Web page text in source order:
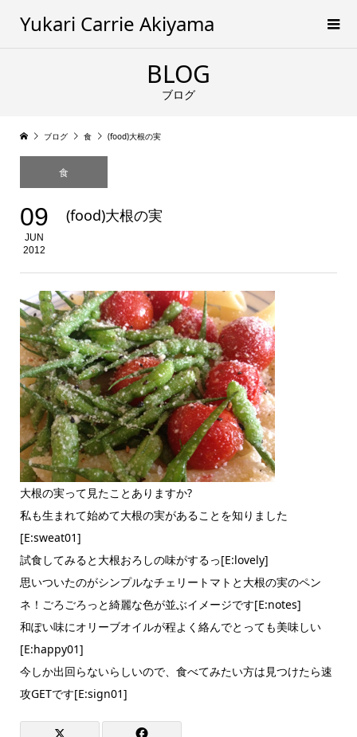
Yukari Carrie Akiyama
BLOG
ブログ
ブログ 食 (food)大根の実
食
09
JUN
2012
(food)大根の実
大根の実って見たことありますか?
私も生まれて始めて大根の実があることを知りました
[E:sweat01]
試食してみると大根おろしの味がするっ[E:lovely]
思いついたのがシンプルなチェリートマトと大根の実のペン
ネ！ごろごろっと綺麗な色が並ぶイメージです[E:notes]
和ぽい味にオリーブオイルが程よく絡んでとっても美味しい
[E:happy01]
今しか出回らないらしいので、食べてみたい方は見つけたら速
攻GETです[E:sign01]